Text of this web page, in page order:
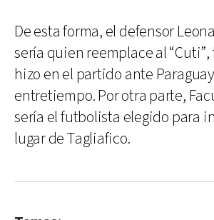
De esta forma, el defensor
sería quien reemplace al
hizo en el partido ante
entretiempo. Por otra parte,
sería el futbolista elegido para
lugar de Tagliafico.